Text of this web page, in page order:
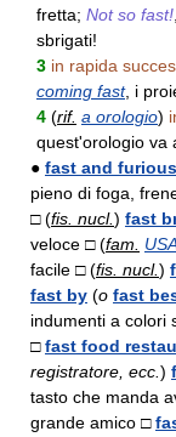
fretta; Not so fast!
sbrigati!
3 in rapida
coming fast, i
4 (rif. a orologio)
quest'orologio va
● fast and furious
pieno di foga,
□ (fis. nucl.) fast
veloce □ (fam.
facile □ (fis. nucl.)
fast by (o fast
indumenti a colori
□fast food
registratore, ecc. )
tasto che manda
grande amico □